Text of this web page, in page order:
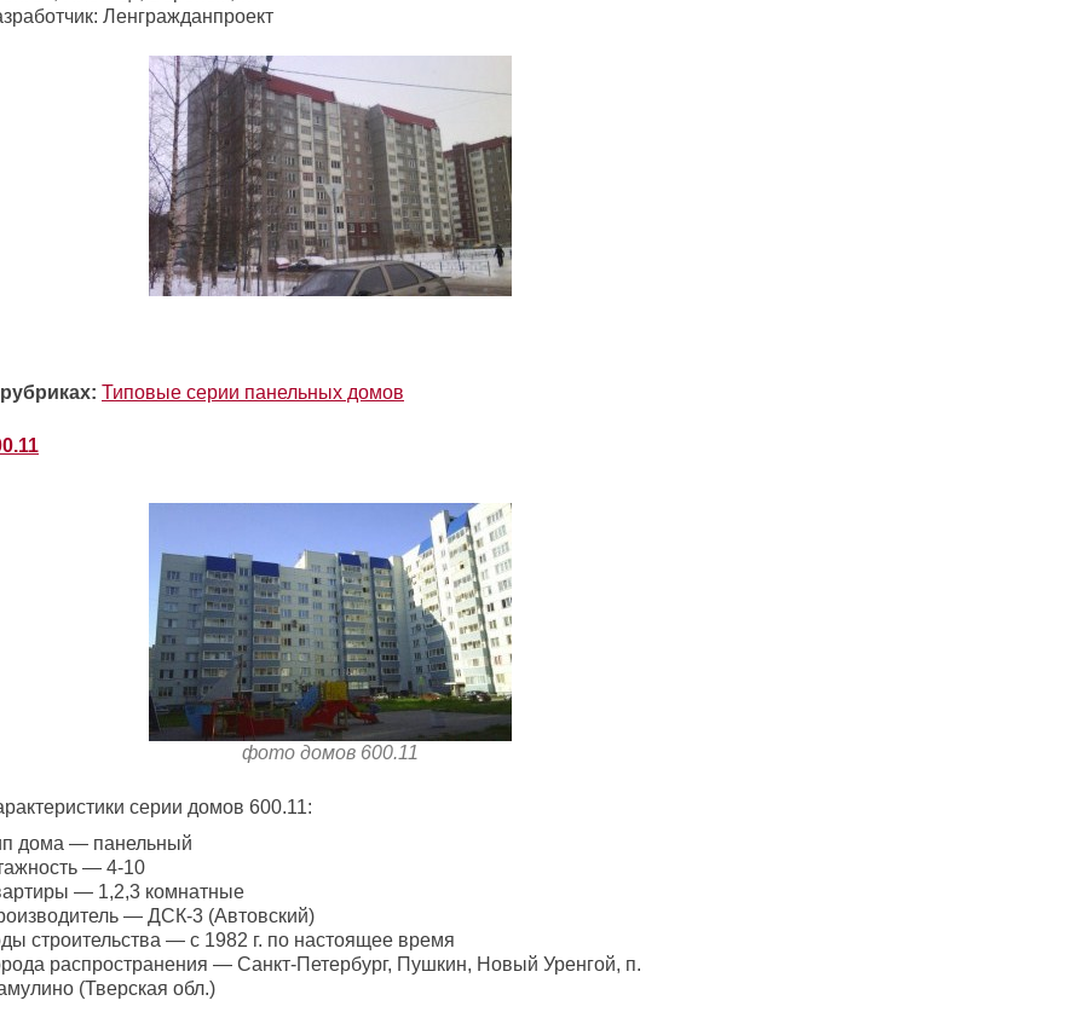
Ленгражданпроект
Типовые серии панельных домов
фото домов 600.11
серии домов 600.11:
дома — панельный
— 4-10
— 1,2,3 комнатные
— ДСК-3 (Автовский)
строительства — с 1982 г. по настоящее время
распространения — Санкт-Петербург, Пушкин, Новый Уренгой, п.
(Тверская обл.)